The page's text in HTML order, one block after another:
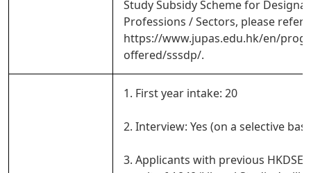
Study Subsidy Scheme for
Professions / Sectors, please refer
https://www.jupas.edu.hk/en/
offered/sssdp/.
1. First year intake: 20
2. Interview: Yes (on a selective
3. Applicants with previous HKDSE